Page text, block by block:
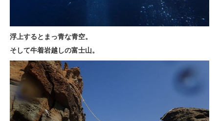
浮上するとまっ青な青空。
そして牛着岩越しの富士山。